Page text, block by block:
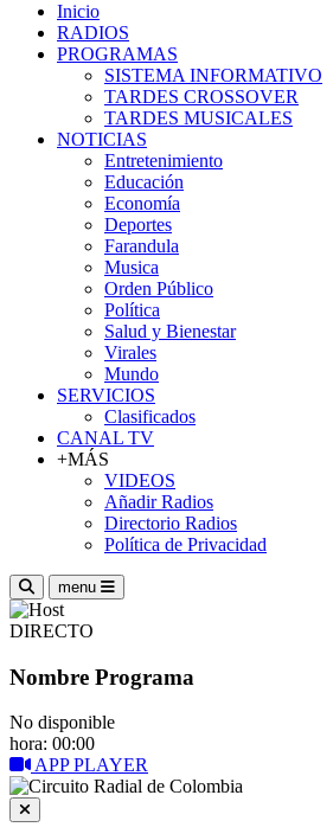
Inicio
RADIOS
PROGRAMAS
SISTEMA INFORMATIVO
TARDES CROSSOVER
TARDES MUSICALES
NOTICIAS
Entretenimiento
Educación
Economía
Deportes
Farandula
Musica
Orden Público
Política
Salud y Bienestar
Virales
Mundo
SERVICIOS
Clasificados
CANAL TV
+MÁS
VIDEOS
Añadir Radios
Directorio Radios
Política de Privacidad
menu
DIRECTO
Nombre Programa
No disponible
hora: 00:00
APP PLAYER